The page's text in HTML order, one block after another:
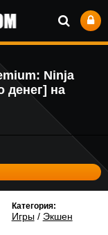
Ninja
денег] на
Категория:
Игры/ Экшен